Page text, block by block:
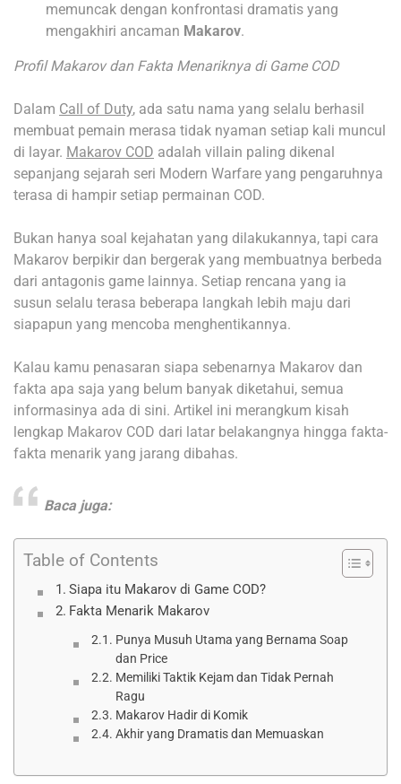
memuncak dengan konfrontasi dramatis yang
mengakhiri ancaman Makarov.
Profil Makarov dan Fakta Menariknya di Game COD
Dalam Call of Duty, ada satu nama yang selalu berhasil
membuat pemain merasa tidak nyaman setiap kali muncul
di layar. Makarov COD adalah villain paling dikenal
sepanjang sejarah seri Modern Warfare yang pengaruhnya
terasa di hampir setiap permainan COD.
Bukan hanya soal kejahatan yang dilakukannya, tapi cara
Makarov berpikir dan bergerak yang membuatnya berbeda
dari antagonis game lainnya. Setiap rencana yang ia
susun selalu terasa beberapa langkah lebih maju dari
siapapun yang mencoba menghentikannya.
Kalau kamu penasaran siapa sebenarnya Makarov dan
fakta apa saja yang belum banyak diketahui, semua
informasinya ada di sini. Artikel ini merangkum kisah
lengkap Makarov COD dari latar belakangnya hingga fakta-
fakta menarik yang jarang dibahas.
Baca juga:
Table of Contents
Siapa itu Makarov di Game COD?
Fakta Menarik Makarov
Punya Musuh Utama yang Bernama Soap
dan Price
Memiliki Taktik Kejam dan Tidak Pernah
Ragu
Makarov Hadir di Komik
Akhir yang Dramatis dan Memuaskan